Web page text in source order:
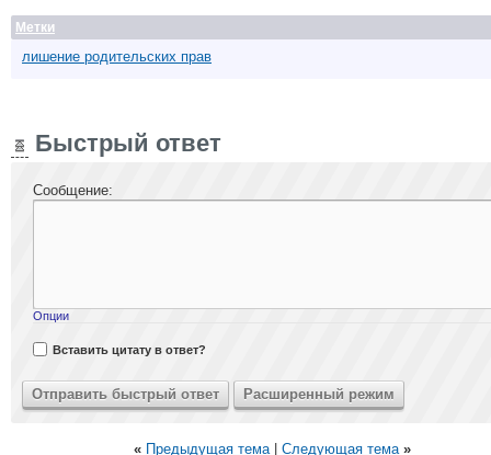
Метки
лишение родительских прав
Быстрый ответ
Сообщение:
Опции
Вставить цитату в ответ?
« Предыдущая тема| Следующая тема »